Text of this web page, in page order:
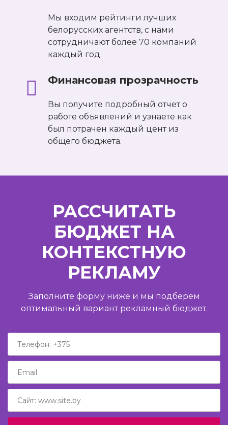
Мы входим рейтинги лучших
белорусских агентств, с нами
сотрудничают более 70 компаний
каждый год.
Финансовая прозрачность
Вы получите подробный отчет о
работе объявлений и узнаете как
был потрачен каждый цент из
общего бюджета.
РАССЧИТАТЬ
БЮДЖЕТ НА
КОНТЕКСТНУЮ
РЕКЛАМУ
Заполните форму ниже и мы подберем
оптимальный вариант рекламный бюджет.